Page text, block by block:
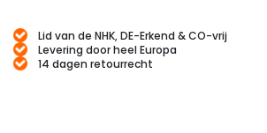
Lid van de NHK, DE-Erkend & CO-vrij
Levering door heel Europa
14 dagen retourrecht